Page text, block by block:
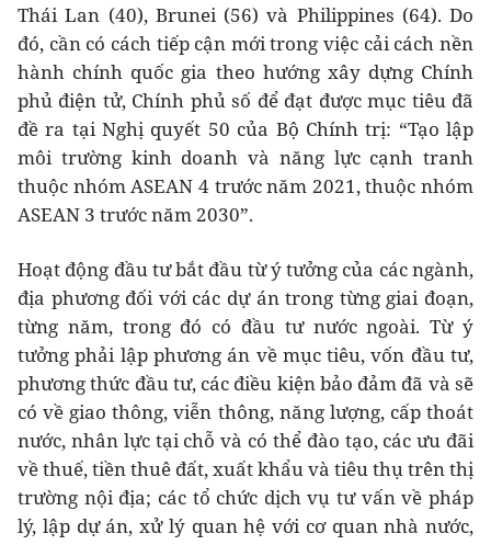
Thái Lan (40), Brunei (56) và Philippines (64). Do
đó, cần có cách tiếp cận mới trong việc cải cách nền
hành chính quốc gia theo hướng xây dựng Chính
phủ điện tử, Chính phủ số để đạt được mục tiêu đã
đề ra tại Nghị quyết 50 của Bộ Chính trị: “Tạo lập
môi trường kinh doanh và năng lực cạnh tranh
thuộc nhóm ASEAN 4 trước năm 2021, thuộc nhóm
ASEAN 3 trước năm 2030”.
Hoạt động đầu tư bắt đầu từ ý tưởng của các ngành,
địa phương đối với các dự án trong từng giai đoạn,
từng năm, trong đó có đầu tư nước ngoài. Từ ý
tưởng phải lập phương án về mục tiêu, vốn đầu tư,
phương thức đầu tư, các điều kiện bảo đảm đã và sẽ
có về giao thông, viễn thông, năng lượng, cấp thoát
nước, nhân lực tại chỗ và có thể đào tạo, các ưu đãi
về thuế, tiền thuê đất, xuất khẩu và tiêu thụ trên thị
trường nội địa; các tổ chức dịch vụ tư vấn về pháp
lý, lập dự án, xử lý quan hệ với cơ quan nhà nước,